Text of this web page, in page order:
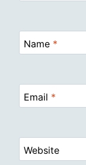
Name *
Email *
Website